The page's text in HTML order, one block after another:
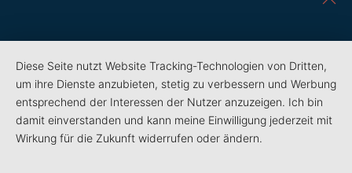
Diese Seite nutzt Website Tracking-Technologien von Dritten,
um ihre Dienste anzubieten, stetig zu verbessern und Werbung
entsprechend der Interessen der Nutzer anzuzeigen. Ich bin
damit einverstanden und kann meine Einwilligung jederzeit mit
Wirkung für die Zukunft widerrufen oder ändern.